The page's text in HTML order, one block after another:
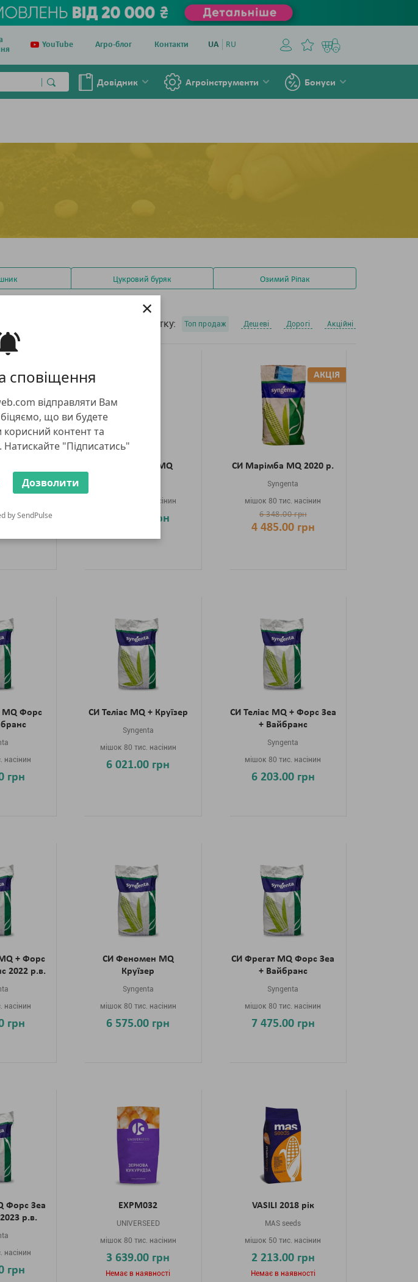
сповіщення
відправляти Вам
що ви будете
корисний контент та
Натискайте "Підписатись"
Дозволити
by SendPulse
×
YouTube Агро-блог Контакти UA RU
Довiдник Агроінструменти Бонуси
Цукровий буряк Озимий Ріпак
Показувати спочатку: Топ продаж Дешеві Дорогі Акційні
насінин
СИ Марімба MQ
мішок 80 тис. насінин
6 348.00 грн
СИ Марімба MQ 2020 р.
Syngenta
мішок 80 тис. насінин
АКЦІЯ
6 348.00 грн
4 485.00 грн
MQ Форс
насінин
грн
СИ Теліас MQ + Круїзер
Syngenta
мішок 80 тис. насінин
6 021.00 грн
СИ Теліас MQ + Форс Зеа
+ Вайбранс
Syngenta
мішок 80 тис. насінин
6 203.00 грн
+ Форс
2022 р.в.
насінин
грн
СИ Феномен MQ
Круїзер
Syngenta
мішок 80 тис. насінин
6 575.00 грн
СИ Фрегат MQ Форс Зеа
+ Вайбранс
Syngenta
мішок 80 тис. насінин
7 475.00 грн
Форс Зеа
р.в.
насінин
грн
EXPM032
UNIVERSEED
мішок 80 тис. насінин
3 639.00 грн
Немає в наявності
VASILI 2018 рік
MAS seeds
мішок 50 тис. насінин
2 213.00 грн
Немає в наявності